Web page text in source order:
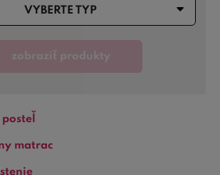
pripravený na okamžité použitie.
predstavujúzvýšené a vysoké
priestorov či detských izieb sa
nechýbajú
ani moderné
a elegantne.
VYBERTE TYP
zobraziť produkty
matrac